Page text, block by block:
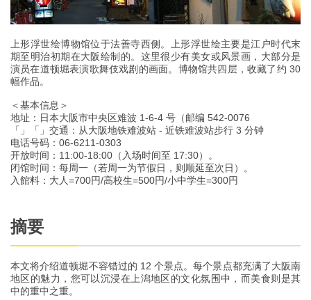
上形浮世绘博物馆位于法善寺西侧。上形浮世绘主要是江户时代末
期至明治初期在大阪绘制的。这里很少有美女或风景画，大部分是
演员在道顿堀表演歌舞伎戏剧的画面。博物馆共四层，收藏了约 30
幅作品。
＜基本信息＞
地址：日本大阪市中央区难波 1-6-4 号（邮编 542-0076
「」「」交通：从大阪地铁难波站 - 近铁难波站步行 3 分钟
电话号码：06-6211-0303
开放时间：11:00-18:00（入场时间至 17:30）。
闭馆时间：每周一（若周一为节假日，则顺延至次日）。
入館料：大人=700円/高校生=500円/小中学生=300円
摘要
本文将介绍道顿堀不容错过的 12 个景点。每个景点都充满了大阪南
地区的魅力，您可以沉浸在上潟地区的文化氛围中，而美食则是其
中的重中之重。